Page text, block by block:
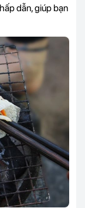
dẫn, giúp bạn